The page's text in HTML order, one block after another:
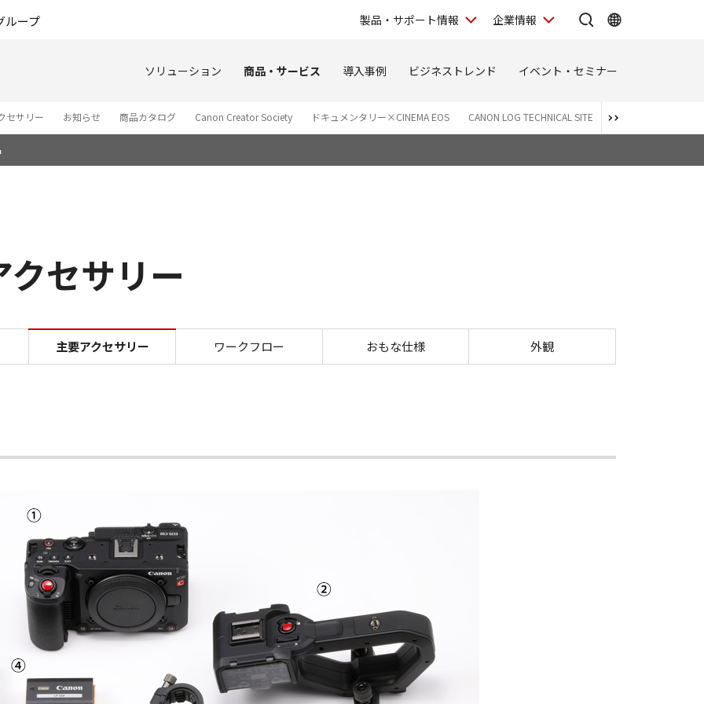
ループ 製品・サポート情報 企業情報
ソリューション 商品・サービス 導入事例 ビジネストレンド イベント・セミナー
セサリー お知らせ 商品カタログ Canon Creator Society ドキュメンタリー×CINEMA EOS CANON LOG TECHNICAL SITE Canon Log 3
セサリー
主要アクセサリー EOS C50
主要アクセサリー ワークフロー おもな仕様 外観